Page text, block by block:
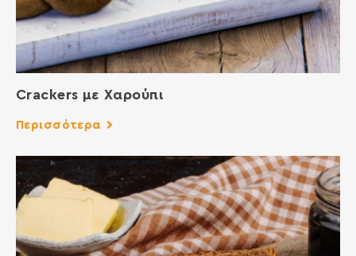
Crackers με Χαρούπι
Περισσότερα